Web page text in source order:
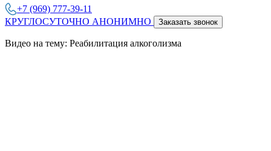
+7 (969) 777-39-11
КРУГЛОСУТОЧНО АНОНИМНО
Заказать звонок
Видео на тему: Реабилитация алкоголизма